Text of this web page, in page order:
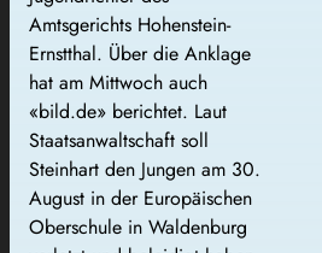
Amtsgerichts Hohenstein-
Ernstthal. Über die Anklage
hat am Mittwoch auch
«bild.de» berichtet. Laut
Staatsanwaltschaft soll
Steinhart den Jungen am 30.
August in der Europäischen
Oberschule in Waldenburg